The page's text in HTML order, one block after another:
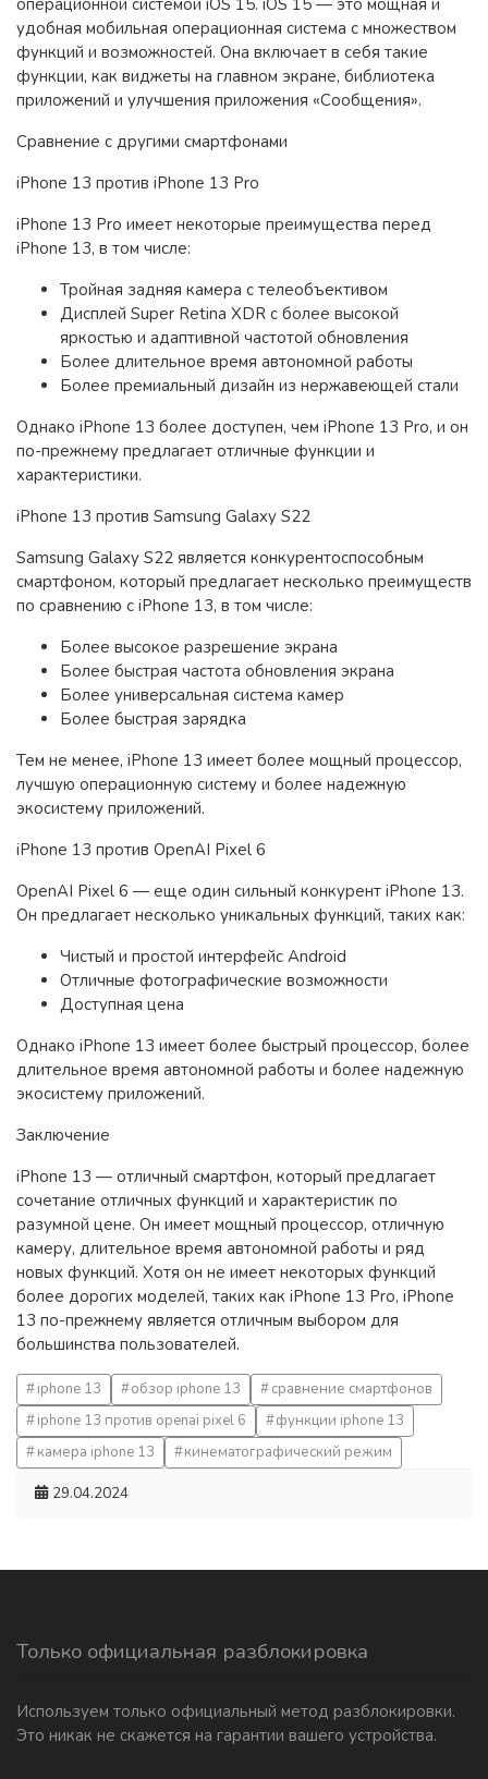
удобная мобильная операционная система с множеством
функций и возможностей. Она включает в себя такие
функции, как виджеты на главном экране, библиотека
приложений и улучшения приложения «Сообщения».
Сравнение с другими смартфонами
iPhone 13 против iPhone 13 Pro
iPhone 13 Pro имеет некоторые преимущества перед
iPhone 13, в том числе:
Тройная задняя камера с телеобъективом
Дисплей Super Retina XDR с более высокой
яркостью и адаптивной частотой обновления
Более длительное время автономной работы
Более премиальный дизайн из нержавеющей стали
Однако iPhone 13 более доступен, чем iPhone 13 Pro, и он
по-прежнему предлагает отличные функции и
характеристики.
iPhone 13 против Samsung Galaxy S22
Samsung Galaxy S22 является конкурентоспособным
смартфоном, который предлагает несколько преимуществ
по сравнению с iPhone 13, в том числе:
Более высокое разрешение экрана
Более быстрая частота обновления экрана
Более универсальная система камер
Более быстрая зарядка
Тем не менее, iPhone 13 имеет более мощный процессор,
лучшую операционную систему и более надежную
экосистему приложений.
iPhone 13 против OpenAI Pixel 6
OpenAI Pixel 6 — еще один сильный конкурент iPhone 13.
Он предлагает несколько уникальных функций, таких как:
Чистый и простой интерфейс Android
Отличные фотографические возможности
Доступная цена
Однако iPhone 13 имеет более быстрый процессор, более
длительное время автономной работы и более надежную
экосистему приложений.
Заключение
iPhone 13 — отличный смартфон, который предлагает
сочетание отличных функций и характеристик по
разумной цене. Он имеет мощный процессор, отличную
камеру, длительное время автономной работы и ряд
новых функций. Хотя он не имеет некоторых функций
более дорогих моделей, таких как iPhone 13 Pro, iPhone
13 по-прежнему является отличным выбором для
большинства пользователей.
iphone 13 обзор iphone 13
сравнение смартфонов
iphone 13 против openai pixel 6
функции iphone 13
камера iphone 13
кинематографический режим
29.04.2024
Только официальная разблокировка
Используем только официальный метод разблокировки.
Это никак не скажется на гарантии вашего устройства.